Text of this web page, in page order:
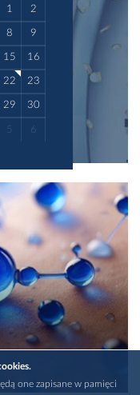
1 2
8 9
15 16
22 23
29 30
5 6
one zapisane w pamięci